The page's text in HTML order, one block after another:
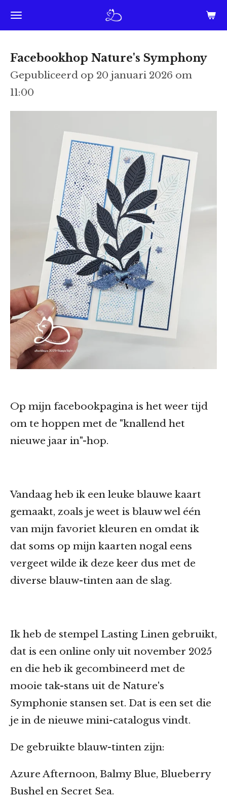
Ga
direct
de
hoofdinhoud
Facebookhop Nature's Symphony
Gepubliceerd op 20 januari 2026 om
11:00
Op mijn facebookpagina is het weer tijd
om te hoppen met de "knallend het
nieuwe jaar in"-hop.
Vandaag heb ik een leuke blauwe kaart
gemaakt, zoals je weet is blauw wel één
van mijn favoriet kleuren en omdat ik
dat soms op mijn kaarten nogal eens
vergeet wilde ik deze keer dus met de
diverse blauw-tinten aan de slag.
Ik heb de stempel Lasting Linen gebruikt,
dat is een online only uit november 2025
en die heb ik gecombineerd met de
mooie tak-stans uit de Nature's
Symphonie stansen set. Dat is een set die
je in de nieuwe mini-catalogus vindt.
De gebruikte blauw-tinten zijn:
Azure Afternoon, Balmy Blue, Blueberry
Bushel en Secret Sea.